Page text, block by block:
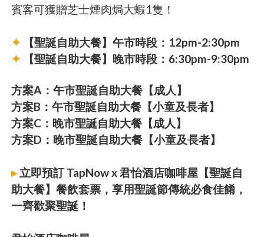
賓客可獲贈芝士煙肉焗大蝦1隻！
✦ 【聖誕自助大餐】午市時段：12pm-2:30pm
✦ 【聖誕自助大餐】晚市時段：6:30pm-9:30pm
方案A：午市聖誕自助大餐【成人】
方案B：午市聖誕自助大餐【小童及長者】
方案C：晚市聖誕自助大餐【成人】
方案D：晚市聖誕自助大餐【小童及長者】
▸立即預訂 TapNow x 君怡酒店咖啡屋【聖誕自
助大餐】餐飲套票，享用聖誕節傳統必食佳餚，
一齊歡聚聖誕！